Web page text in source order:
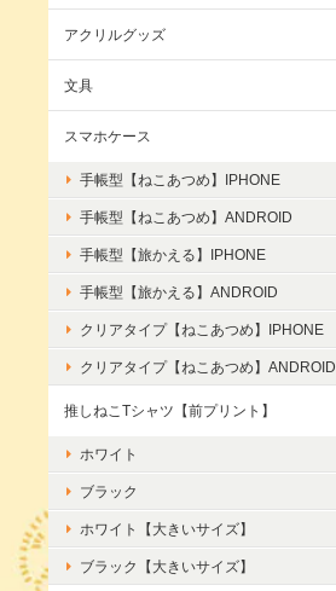
アクリルグッズ
文具
スマホケース
手帳型【ねこあつめ】IPHONE
手帳型【ねこあつめ】ANDROID
手帳型【旅かえる】IPHONE
手帳型【旅かえる】ANDROID
クリアタイプ【ねこあつめ】IPHONE
クリアタイプ【ねこあつめ】ANDROID
推しねこTシャツ【前プリント】
ホワイト
ブラック
ホワイト【大きいサイズ】
ブラック【大きいサイズ】